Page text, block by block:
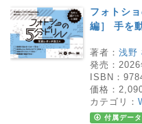
フォトシ
編］ 手を
著者： 浅野
発売： 2026
ISBN：
価格：
カテゴリ：
付属データ